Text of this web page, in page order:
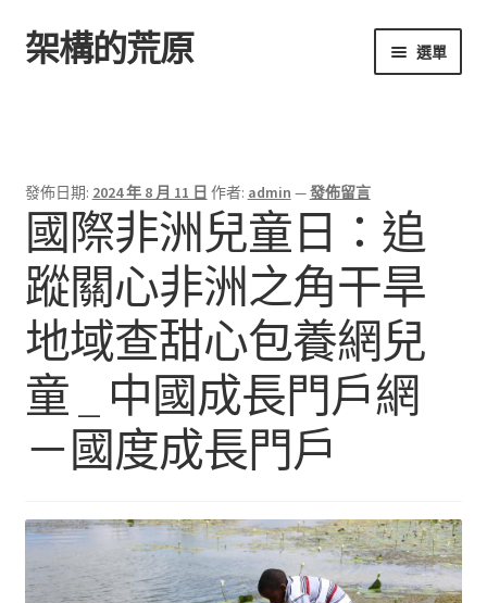
跳
至
跳
至
架構的荒原 選單
發佈日期: 2024 年 8 月 11 日 作者: admin —發佈留言
國際非洲兒童日：追
蹤關心非洲之角干旱
地域查甜心包養網兒
童 _ 中國成長門戶網
－國度成長門戶